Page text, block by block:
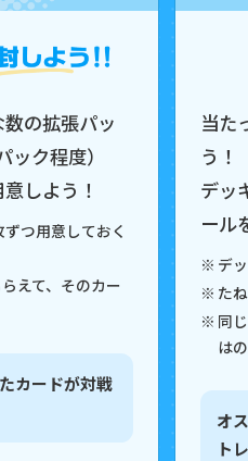
の拡張パッ
ク程度）
しよう！
つ用意しておく
えて、そのカー
カードが対戦
当た
う！
デッ
ール
デ
た
同
は
オ
ト